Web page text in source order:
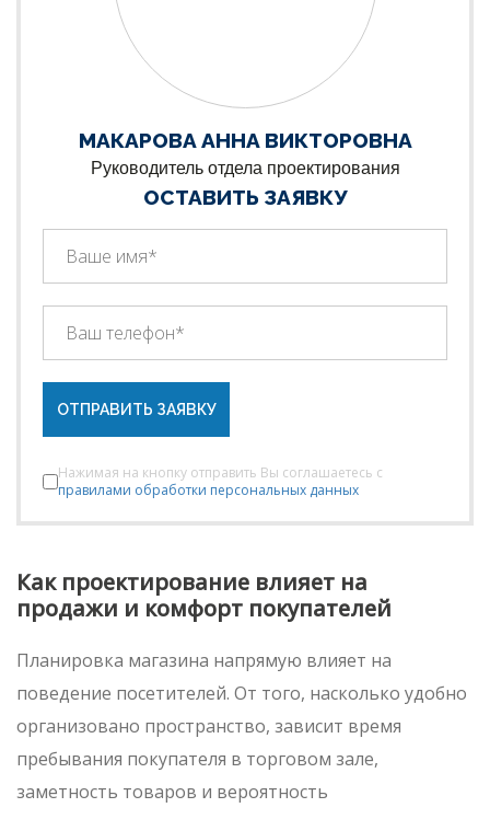
МАКАРОВА АННА ВИКТОРОВНА
Руководитель отдела проектирования
ОСТАВИТЬ ЗАЯВКУ
ОТПРАВИТЬ ЗАЯВКУ
Нажимая на кнопку отправить Вы соглашаетесь с
правилами обработки персональных данных
Как проектирование влияет на
продажи и комфорт покупателей
Планировка магазина напрямую влияет на
поведение посетителей. От того, насколько удобно
организовано пространство, зависит время
пребывания покупателя в торговом зале,
заметность товаров и вероятность